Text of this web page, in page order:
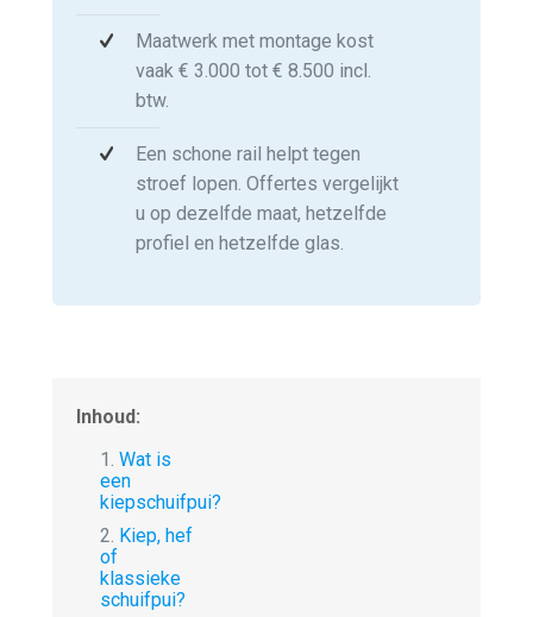
Maatwerk met montage kost
vaak € 3.000 tot € 8.500 incl.
btw.
Een schone rail helpt tegen
stroef lopen. Offertes vergelijkt
u op dezelfde maat, hetzelfde
profiel en hetzelfde glas.
Inhoud:
1.Wat is
een
kiepschuifpui?
2. Kiep, hef
of
klassieke
schuifpui?